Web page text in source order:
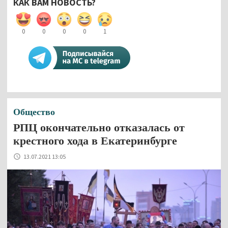
0 0 0 0 1
Общество
РПЦ окончательно отказалась от
крестного хода в Екатеринбурге
13.07.2021 13:05